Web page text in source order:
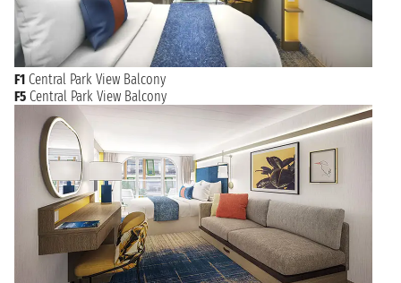
F1 Central Park View Balcony
F5 Central Park View Balcony